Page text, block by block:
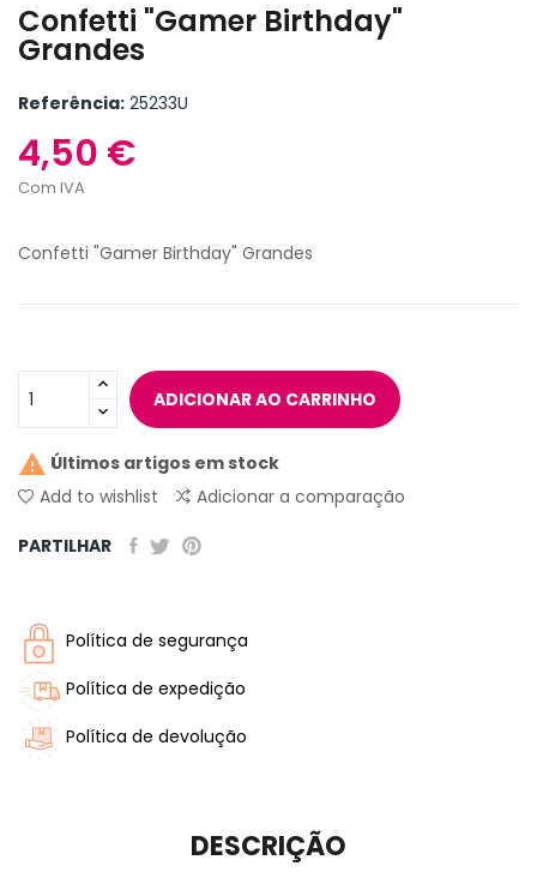
Confetti "Gamer Birthday"
Grandes
Referência: 25233U
4,50 €
Com IVA
Confetti "Gamer Birthday" Grandes
ADICIONAR AO CARRINHO
 Últimos artigos em stock
Add to wishlist
Adicionar a comparação
PARTILHAR
Política de segurança
Política de expedição
Política de devolução
DESCRIÇÃO